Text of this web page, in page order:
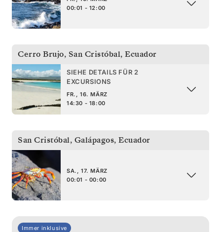
00:01 - 12:00
Cerro Brujo, San Cristóbal, Ecuador
SIEHE DETAILS FÜR 2
EXCURSIONS
FR., 16. MÄRZ
14:30 - 18:00
San Cristóbal, Galápagos, Ecuador
SA., 17. MÄRZ
00:01 - 00:00
Immer inklusive